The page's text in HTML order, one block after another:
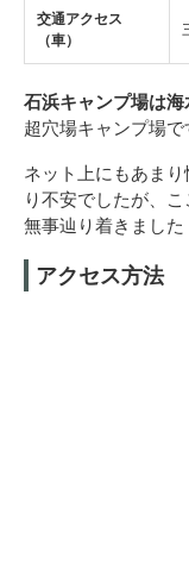
交通アクセス
（車）
石浜キャンプ場は
超穴場キャンプ場で
ネット上にもあま
り不安でしたが、
無事辿り着きました
アクセス方法